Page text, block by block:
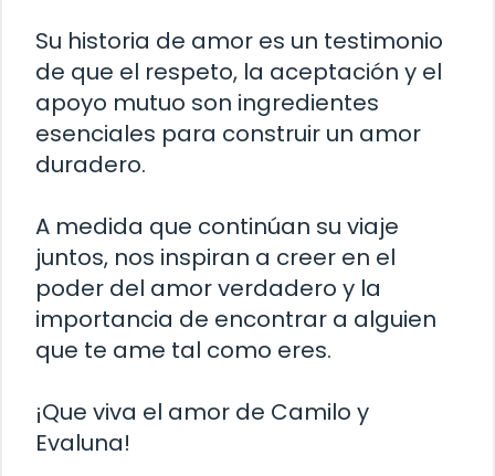
Su historia de amor es un testimonio
de que el respeto, la aceptación y el
apoyo mutuo son ingredientes
esenciales para construir un amor
duradero.
A medida que continúan su viaje
juntos, nos inspiran a creer en el
poder del amor verdadero y la
importancia de encontrar a alguien
que te ame tal como eres.
¡Que viva el amor de Camilo y
Evaluna!